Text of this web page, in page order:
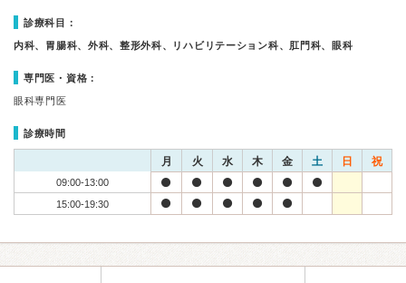
診療科目：
内科、胃腸科、外科、整形外科、リハビリテーション科、肛門科、眼科
専門医・資格：
眼科専門医
診療時間
月 火 水 木 金 土 日 祝
09:00-13:00
15:00-19:30